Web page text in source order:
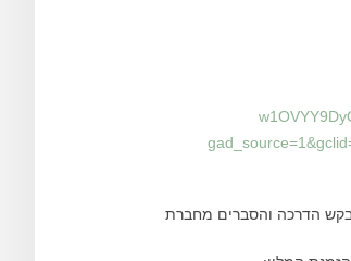
הדרכה והסברים מחברת